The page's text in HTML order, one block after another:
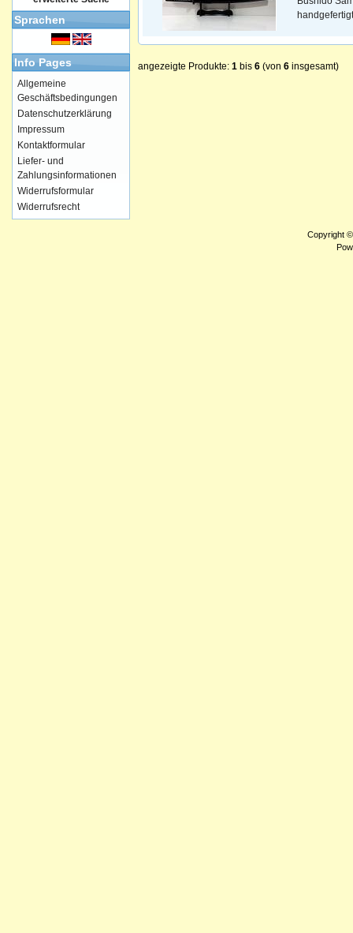
handgefertigt
angezeigte Produkte: 1 bis 6 (von 6 insgesamt)
Sprachen
Info Pages
Allgemeine
Geschäftsbedingungen
Datenschutzerklärung
Impressum
Kontaktformular
Liefer- und
Zahlungsinformationen
Widerrufsformular
Widerrufsrecht
Copyright